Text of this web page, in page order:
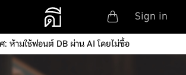
Sign in
: ห้ามใช้ฟอนต์ DB ผ่าน AI โดยไม่ซื้อ